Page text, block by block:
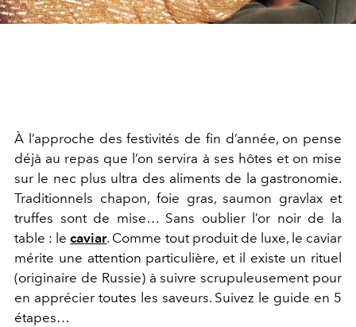
À l’approche des festivités de fin d’année, on pense
déjà au repas que l’on servira à ses hôtes et on mise
sur le nec plus ultra des aliments de la gastronomie.
Traditionnels chapon, foie gras, saumon gravlax et
truffes sont de mise… Sans oublier l’or noir de la
table : lecaviar. Comme tout produit de luxe, le caviar
mérite une attention particulière, et il existe un rituel
(originaire de Russie) à suivre scrupuleusement pour
en apprécier toutes les saveurs. Suivez le guide en 5
étapes…